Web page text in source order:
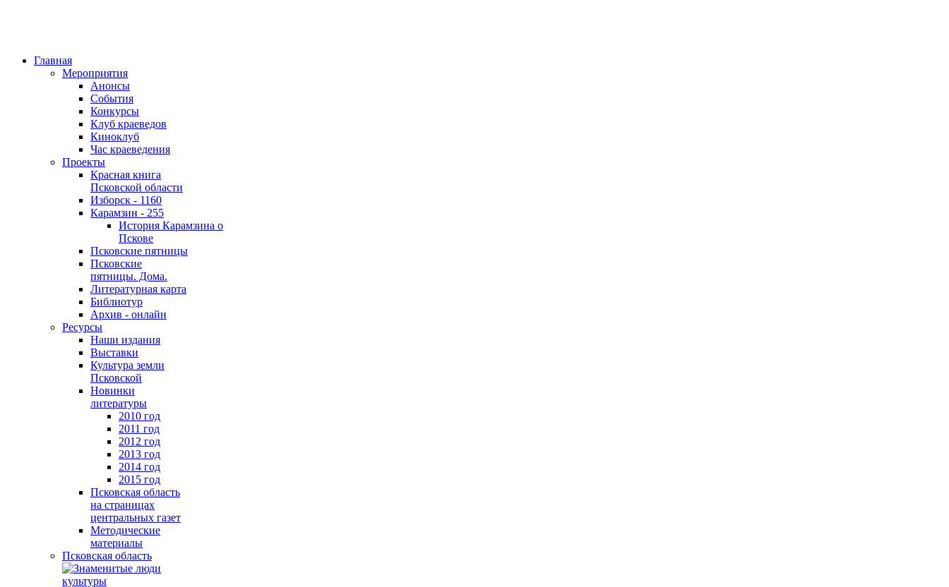
Главная
Мероприятия
Анонсы
События
Конкурсы
Клуб краеведов
Киноклуб
Час краеведения
Проекты
Красная книга
Псковской области
Изборск - 1160
Карамзин - 255
История Карамзина о
Пскове
Псковские пятницы
Псковские
пятницы. Дома.
Литературная карта
Библиотур
Архив - онлайн
Ресурсы
Наши издания
Выставки
Культура земли
Псковской
Новинки
литературы
2010 год
2011 год
2012 год
2013 год
2014 год
2015 год
Псковская область
на страницах
центральных газет
Методические
материалы
Псковская область